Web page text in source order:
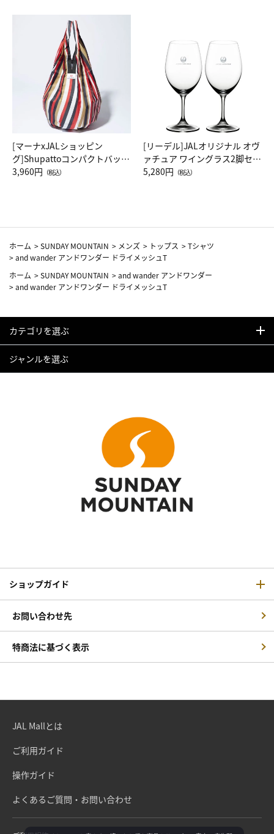
[マーナxJALショッピン
グ]Shupattoコンパクトバッグ
Drop JAL客室乗務員（LC）ス
3,960円 （税込）
[リーデル]JALオリジナル オヴ
ァチュア ワイングラス2脚セッ
ト（レッドワイン）
5,280円 （税込）
ホーム >SUNDAY MOUNTAIN > メンズ > トップス >Tシャツ
>and wander アンドワンダー ドライメッシュT
ホーム >SUNDAY MOUNTAIN >and wander アンドワンダー
>and wander アンドワンダー ドライメッシュT
カテゴリを選ぶ
ジャンルを選ぶ
ショップガイド
お問い合わせ先
特商法に基づく表示
JAL Mallとは
ご利用ガイド
操作ガイド
よくあるご質問・お問い合わせ